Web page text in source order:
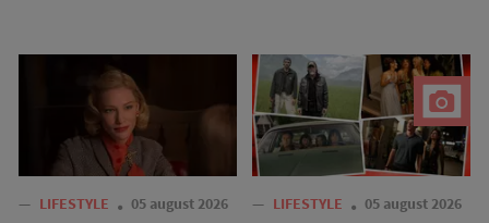
— LIFESTYLE 05 august 2026 — LIFESTYLE 05 august 2026